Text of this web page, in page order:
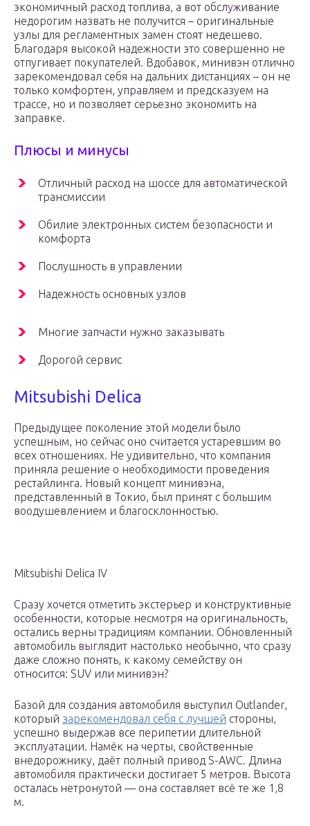
экономичный расход топлива, а вот обслуживание
недорогим назвать не получится – оригинальные
узлы для регламентных замен стоят недешево.
Благодаря высокой надежности это совершенно не
отпугивает покупателей. Вдобавок, минивэн отлично
зарекомендовал себя на дальних дистанциях – он не
только комфортен, управляем и предсказуем на
трассе, но и позволяет серьезно экономить на
заправке.
Плюсы и минусы
Отличный расход на шоссе для автоматической
трансмиссии
Обилие электронных систем безопасности и
комфорта
Послушность в управлении
Надежность основных узлов
Многие запчасти нужно заказывать
Дорогой сервис
Mitsubishi Delica
Предыдущее поколение этой модели было
успешным, но сейчас оно считается устаревшим во
всех отношениях. Не удивительно, что компания
приняла решение о необходимости проведения
рестайлинга. Новый концепт минивэна,
представленный в Токио, был принят с большим
воодушевлением и благосклонностью.
Mitsubishi Delica IV
Сразу хочется отметить экстерьер и конструктивные
особенности, которые несмотря на оригинальность,
остались верны традициям компании. Обновленный
автомобиль выглядит настолько необычно, что сразу
даже сложно понять, к какому семейству он
относится: SUV или минивэн?
Базой для создания автомобиля выступил Outlander,
который зарекомендовал себя с лучшей стороны,
успешно выдержав все перипетии длительной
эксплуатации. Намёк на черты, свойственные
внедорожнику, даёт полный привод S-AWC. Длина
автомобиля практически достигает 5 метров. Высота
осталась нетронутой — она составляет всё те же 1,8
м.